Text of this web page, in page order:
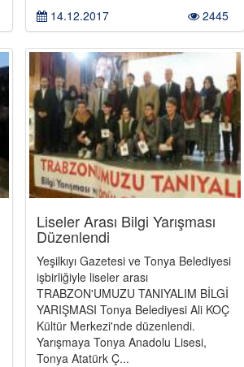
14.12.2017 2445
Liseler Arası Bilgi Yarışması
Düzenlendi
Yeşilkıyı Gazetesi ve Tonya Belediyesi
işbirliğiyle liseler arası
TRABZON'UMUZU TANIYALIM BİLGİ
YARIŞMASI Tonya Belediyesi Ali KOÇ
Kültür Merkezi'nde düzenlendi.
Yarışmaya Tonya Anadolu Lisesi,
Tonya Atatürk Ç...